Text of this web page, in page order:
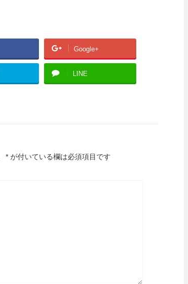
Google+
LINE
* が付いている欄は必須項目です